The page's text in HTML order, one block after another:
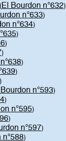
El Bourdon n°632)
n°633)
n°634)
)
)
)
)
)
n°593)
)
n°595)
)
n°597)
n°588)